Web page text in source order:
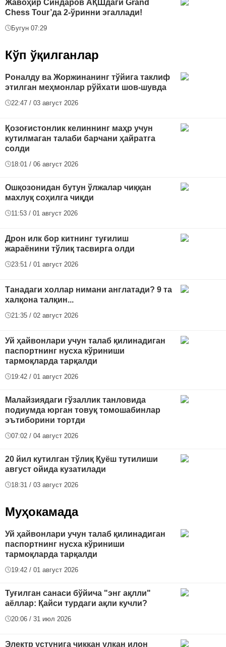
Жавоҳир Синдаров АҚШдаги Grand
Chess Tour’да 2-ўринни эгаллади!
Бугун 07:29
Кўп ўқилганлар
Роналду ва Жоржинанинг тўйига таклиф
этилган меҳмонлар рўйхати шов-шувда
22:47 / 03 август 2026
Қозоғистонлик келиннинг маҳр учун
кутилмаган талаби барчани ҳайратга
солди
18:01 / 06 август 2026
Ошқозонидан бутун ўлжалар чиққан
махлуқ соҳилга чиқди
11:53 / 01 август 2026
Дрон илк бор китнинг туғилиш
жараёнини тўлиқ тасвирга олди
23:51 / 01 август 2026
Танадаги холлар нимани англатади? 9 та
халқона талқин...
21:35 / 02 август 2026
Уй ҳайвонлари учун талаб қилинадиган
паспортнинг нусха кўриниши
тармоқларда тарқалди
19:42 / 01 август 2026
Малайзиядаги гўзаллик танловида
подиумда юрган товуқ томошабинлар
эътиборини тортди
07:02 / 04 август 2026
20 йил кутилган тўлиқ Қуёш тутилиши
август ойида кузатилади
18:31 / 03 август 2026
Муҳокамада
Уй ҳайвонлари учун талаб қилинадиган
паспортнинг нусха кўриниши
тармоқларда тарқалди
19:42 / 01 август 2026
Туғилган санаси бўйича "энг ақлли"
аёллар: Қайси турдаги ақли кучли?
20:06 / 31 июл 2026
Электр устунига чиққан улкан илон